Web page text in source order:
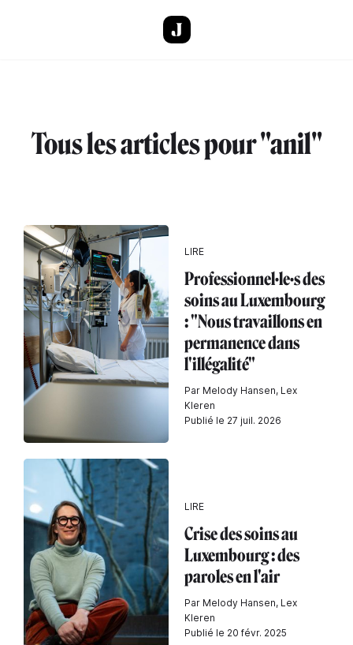
Tous les articles pour "anil"
LIRE
Professionnel·le·s des
soins au Luxembourg
: "Nous travaillons en
permanence dans
l'illégalité"
Par Melody Hansen, Lex
Kleren
Publié le 27 juil. 2026
LIRE
Crise des soins au
Luxembourg : des
paroles en l'air
Par Melody Hansen, Lex
Kleren
Publié le 20 févr. 2025